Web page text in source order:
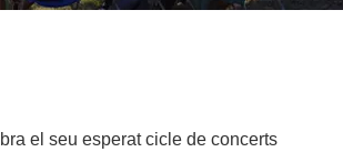
el seu esperat cicle de concerts